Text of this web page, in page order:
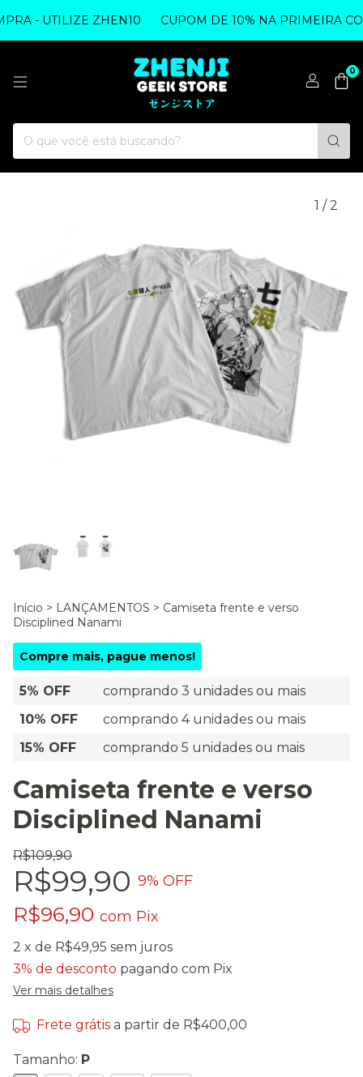
- UTILIZE ZHEN10 CUPOM DE 10% NA PRIMEIRA
0
1 / 2
Início > LANÇAMENTOS > Camiseta frente e verso
Disciplined Nanami
Compre mais, pague menos!
5% OFF
comprando 3 unidades ou mais
10% OFF
comprando 4 unidades ou mais
15% OFF
comprando 5 unidades ou mais
Camiseta frente e verso
Disciplined Nanami
R$109,90
R$99,90 9% OFF
R$96,90 com Pix
2 x de R$49,95 sem juros
3% de desconto pagando com Pix
Ver mais detalhes
Frete grátis a partir de R$400,00
Tamanho: P